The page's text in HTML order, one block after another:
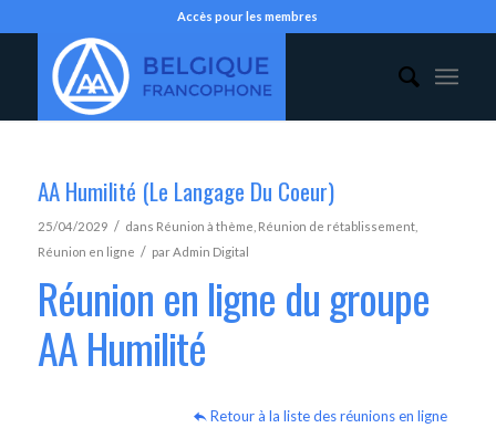
Accès pour les membres
AA Humilité (Le Langage Du Coeur)
25/04/2029 / dans Réunion à thème Réunion de rétablissement,
Réunion en ligne / parAdmin Digital
Réunion en ligne du groupe
AA Humilité
Retour à la liste des réunions en ligne